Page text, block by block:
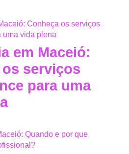
em Maceió:
serviços
para uma